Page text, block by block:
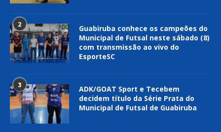
2
Guabiruba conhece os campeões do
Municipal de Futsal neste sábado (8)
com transmissão ao vivo do
EsporteSC
3
ADK/GOAT Sport e Tecebem
decidem título da Série Prata do
Municipal de Futsal de Guabiruba